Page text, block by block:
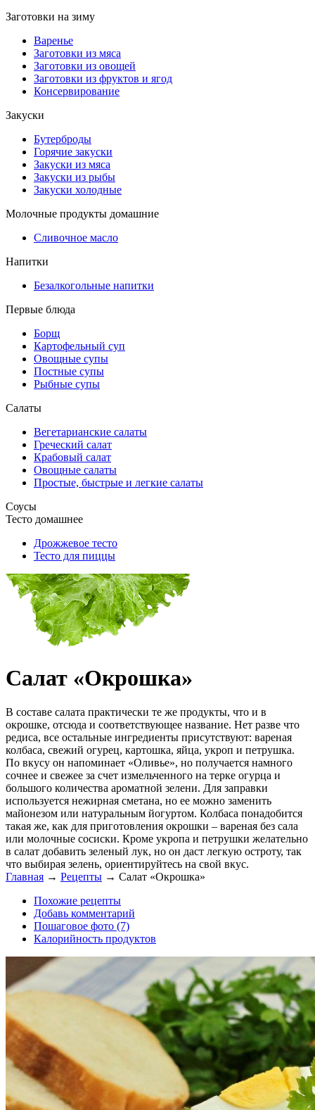
Заготовки на зиму
Варенье
Заготовки из мяса
Заготовки из овощей
Заготовки из фруктов и ягод
Консервирование
Закуски
Бутерброды
Горячие закуски
Закуски из мяса
Закуски из рыбы
Закуски холодные
Молочные продукты домашние
Сливочное масло
Напитки
Безалкогольные напитки
Первые блюда
Борщ
Картофельный суп
Овощные супы
Постные супы
Рыбные супы
Салаты
Вегетарианские салаты
Греческий салат
Крабовый салат
Овощные салаты
Простые, быстрые и легкие салаты
Соусы
Тесто домашнее
Дрожжевое тесто
Тесто для пиццы
Салат «Окрошка»
В составе салата практически те же продукты, что и в
окрошке, отсюда и соответствующее название. Нет разве что
редиса, все остальные ингредиенты присутствуют: вареная
колбаса, свежий огурец, картошка, яйца, укроп и петрушка.
По вкусу он напоминает «Оливье», но получается намного
сочнее и свежее за счет измельченного на терке огурца и
большого количества ароматной зелени. Для заправки
используется нежирная сметана, но ее можно заменить
майонезом или натуральным йогуртом. Колбаса понадобится
такая же, как для приготовления окрошки – вареная без сала
или молочные сосиски. Кроме укропа и петрушки желательно
в салат добавить зеленый лук, но он даст легкую остроту, так
что выбирая зелень, ориентируйтесь на свой вкус.
Главная → Рецепты → Салат «Окрошка»
Похожие рецепты
Добавь комментарий
Пошаговое фото (7)
Калорийность продуктов